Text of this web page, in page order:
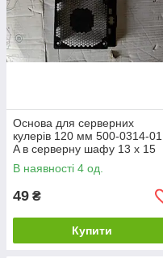
Основа для серверних
кулерів 120 мм 500-0314-01
A в серверну шафу 13 x 15
см No 231702
В наявності 4 од.
49 ₴
Купити